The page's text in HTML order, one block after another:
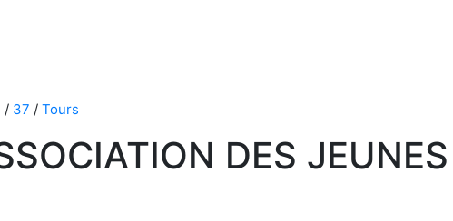
/ 37 / Tours
DES